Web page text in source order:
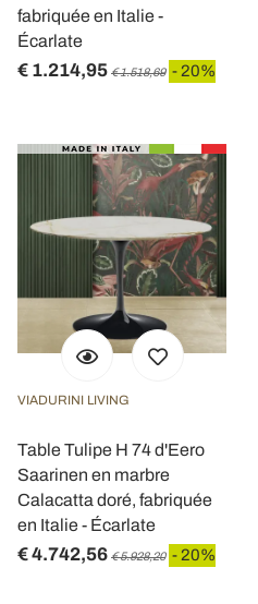
fabriquée en Italie -
Écarlate
€ 1.214,95 € 1.518,69 - 20%
VIADURINI LIVING
Table Tulipe H 74 d'Eero
Saarinen en marbre
Calacatta doré, fabriquée
en Italie - Écarlate
€ 4.742,56 € 5.928,20 - 20%